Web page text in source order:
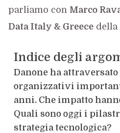
parliamo con Marco
Data Italy & Greece della
Indice degli
Danone ha
organizzativi
anni. Che impatto
Quali sono oggi i
strategia tecnologica?